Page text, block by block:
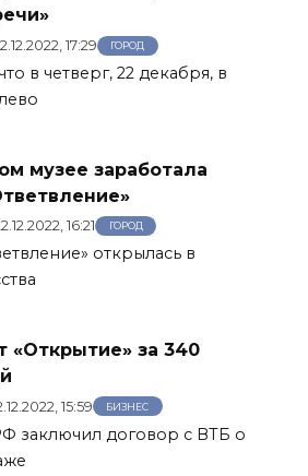
17:29 ГОРОД
в четверг, 22 декабря, в
музее заработала
16:21 ГОРОД
открылась в
«Открытие» за 340
15:59 БИЗНЕС
заключил договор с ВТБ о